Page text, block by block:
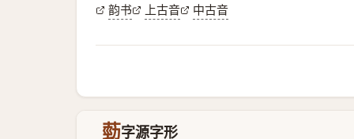
韵书 上古音 中古音
葝字源字形